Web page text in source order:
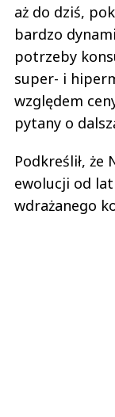
aż do dziś,
bardzo
potrzeby
super- i
względem
pytany o
Podkreślił, że
ewolucji od
wdrażanego